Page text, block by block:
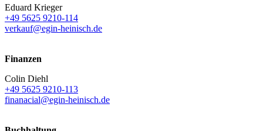
Eduard Krieger
+49 5625 9210-114
verkauf@egin-heinisch.de
Finanzen
Colin Diehl
+49 5625 9210-113
finanacial@egin-heinisch.de